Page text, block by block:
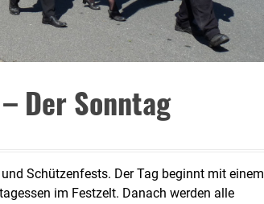
Der Sonntag
Schützenfests. Der Tag beginnt mit einem
im Festzelt. Danach werden alle